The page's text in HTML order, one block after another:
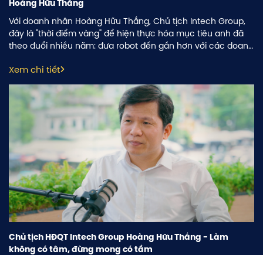
Hoàng Hữu Thắng
Với doanh nhân Hoàng Hữu Thắng, Chủ tịch Intech Group,
đây là "thời điểm vàng" để hiện thực hóa mục tiêu anh đã
theo đuổi nhiều năm: đưa robot đến gần hơn với các doanh
nhỏ, nhằm nâng cao năng suất, chất lượng và năng lực
cạnh tranh.
Xem chi tiết
Chủ tịch HĐQT Intech Group Hoàng Hữu Thắng - Làm
không có tâm, đừng mong có tầm